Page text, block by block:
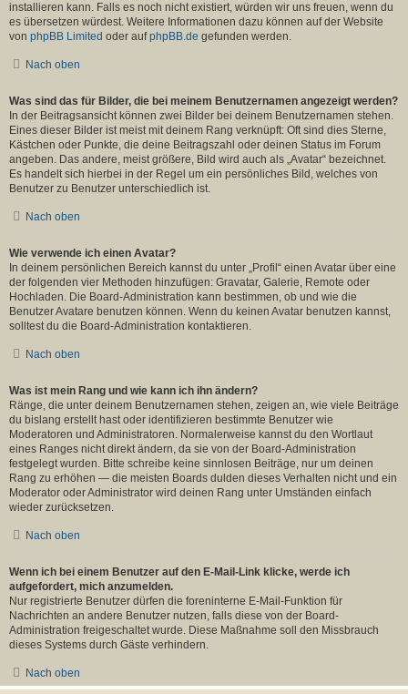
installieren kann. Falls es noch nicht existiert, würden wir uns freuen, wenn du
es übersetzen würdest. Weitere Informationen dazu können auf der Website
von phpBB Limited oder aufphpBB.de gefunden werden.
Nach oben
Was sind das für Bilder, die bei meinem Benutzernamen angezeigt werden?
In der Beitragsansicht können zwei Bilder bei deinem Benutzernamen stehen.
Eines dieser Bilder ist meist mit deinem Rang verknüpft: Oft sind dies Sterne,
Kästchen oder Punkte, die deine Beitragszahl oder deinen Status im Forum
angeben. Das andere, meist größere, Bild wird auch als „Avatar“ bezeichnet.
Es handelt sich hierbei in der Regel um ein persönliches Bild, welches von
Benutzer zu Benutzer unterschiedlich ist.
Nach oben
Wie verwende ich einen Avatar?
In deinem persönlichen Bereich kannst du unter „Profil“ einen Avatar über eine
der folgenden vier Methoden hinzufügen: Gravatar, Galerie, Remote oder
Hochladen. Die Board-Administration kann bestimmen, ob und wie die
Benutzer Avatare benutzen können. Wenn du keinen Avatar benutzen kannst,
solltest du die Board-Administration kontaktieren.
Nach oben
Was ist mein Rang und wie kann ich ihn ändern?
Ränge, die unter deinem Benutzernamen stehen, zeigen an, wie viele Beiträge
du bislang erstellt hast oder identifizieren bestimmte Benutzer wie
Moderatoren und Administratoren. Normalerweise kannst du den Wortlaut
eines Ranges nicht direkt ändern, da sie von der Board-Administration
festgelegt wurden. Bitte schreibe keine sinnlosen Beiträge, nur um deinen
Rang zu erhöhen — die meisten Boards dulden dieses Verhalten nicht und ein
Moderator oder Administrator wird deinen Rang unter Umständen einfach
wieder zurücksetzen.
Nach oben
Wenn ich bei einem Benutzer auf den E-Mail-Link klicke, werde ich
aufgefordert, mich anzumelden.
Nur registrierte Benutzer dürfen die foreninterne E-Mail-Funktion für
Nachrichten an andere Benutzer nutzen, falls diese von der Board-
Administration freigeschaltet wurde. Diese Maßnahme soll den Missbrauch
dieses Systems durch Gäste verhindern.
Nach oben